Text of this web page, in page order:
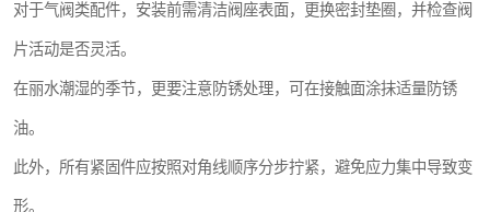
对于气阀类配件，安装前需清洁阀座表面，更换密封垫圈，并检查阀
片活动是否灵活。
在丽水潮湿的季节，更要注意防锈处理，可在接触面涂抹适量防锈
油。
此外，所有紧固件应按照对角线顺序分步拧紧，避免应力集中导致变
形。